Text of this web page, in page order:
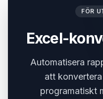
FÖR
Excel-
Automatisera
att
programatiskt